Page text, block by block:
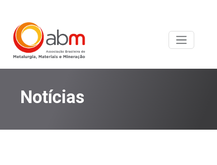
Notícias